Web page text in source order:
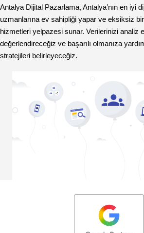
Antalya Dijital Pazarlama, Antalya’nın en iyi
uzmanlarına ev sahipliği yapar ve eksiksiz
hizmetleri yelpazesi sunar. Verilerinizi analiz
değerlendireceğiz ve başarılı olmanıza
stratejileri belirleyeceğiz.